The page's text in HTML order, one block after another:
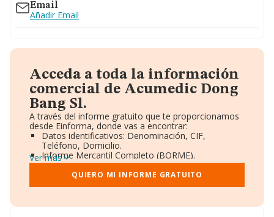
Email
Añadir Email
Acceda a toda la información
comercial de Acumedic Dong
Bang Sl.
A través del informe gratuito que te proporcionamos
desde Einforma, donde vas a encontrar:
Datos identificativos: Denominación, CIF,
Teléfono, Domicilio.
Informe Mercantil Completo (BORME).
Gráficos de Evolución Ventas y Empleados.
Consejo de Administración y Administradores.
Directivos y Ejecutivos.
Ver más
QUIERO MI INFORME GRATUITO